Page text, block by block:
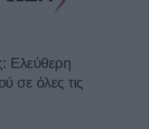
Ελεύθερη
σε όλες τις